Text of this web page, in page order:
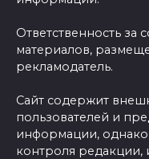
Ответственность
материалов,
рекламодатель.
Сайт содержит
пользователей и
информации,
контроля редакции,